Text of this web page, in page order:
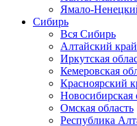
Ямало-
Сибирь
Вся Сибирь
Алтайский край
Иркутская
Кемеровская
Красноярский
Новосибирская
Омская область
Республика